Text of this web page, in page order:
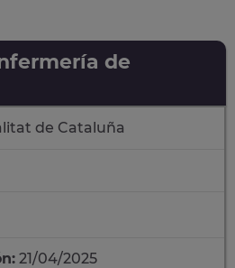
de
de Cataluña
21/04/2025